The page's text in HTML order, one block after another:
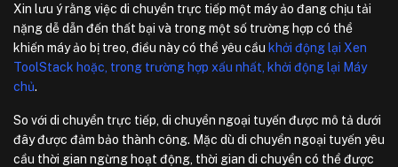
Xin lưu ý rằng việc di chuyển trực tiếp một máy ảo đang chịu tải
nặng dễ dẫn đến thất bại và trong một số trường hợp có thể
khiến máy ảo bị treo, điều này có thể yêu cầu khởi động lại Xen
ToolStack hoặc, trong trường hợp xấu nhất, khởi động lại Máy
chủ.
So với di chuyển trực tiếp, di chuyển ngoại tuyến được mô tả dưới
đây được đảm bảo thành công. Mặc dù di chuyển ngoại tuyến yêu
cầu thời gian ngừng hoạt động, thời gian di chuyển có thể được